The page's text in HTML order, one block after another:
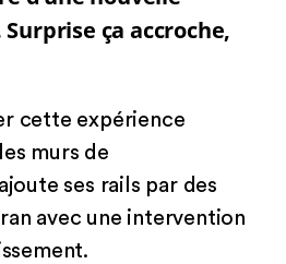
ça accroche,
cette expérience
murs de
ses rails par des
avec une intervention